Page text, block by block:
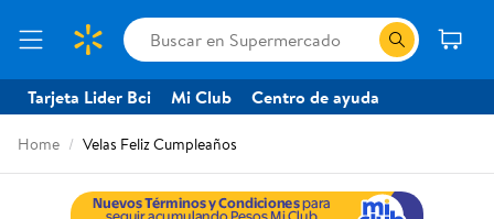
Tarjeta Lider Bci Mi Club Centro de ayuda
Home Velas Feliz Cumpleaños